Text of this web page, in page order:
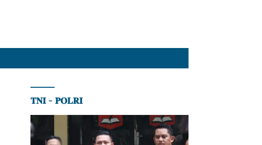
𝐓𝐍𝐈 – 𝐏𝐎𝐋𝐑𝐈